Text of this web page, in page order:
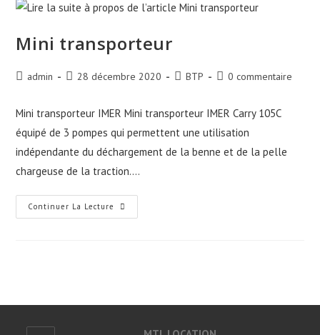
Mini transporteur
Auteur/autrice
publication :
admin
Publication
28 décembre 2020
PostBTP
Commentaires
publication :
0 commentaire
Mini transporteur IMER Mini transporteur IMER Carry 105C
équipé de 3 pompes qui permettent une utilisation
indépendante du déchargement de la benne et de la pelle
chargeuse de la traction.…
Continuer La Lecture Mini
Transporteur